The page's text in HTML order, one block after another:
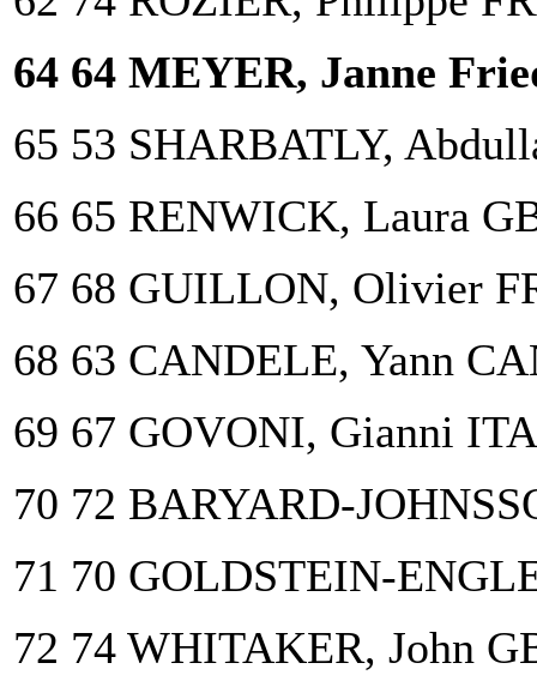
64 64 MEYER, Janne
65 53 SHARBATLY,
66 65 RENWICK, Laura
67 68 GUILLON, Olivier
68 63 CANDELE, Yann
69 67 GOVONI, Gianni
70 72 BARYARD-
71 70 GOLDSTEIN-
72 74 WHITAKER, John